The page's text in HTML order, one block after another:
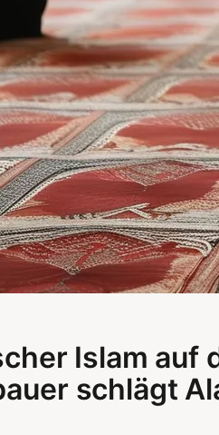
Islam auf
schlägt